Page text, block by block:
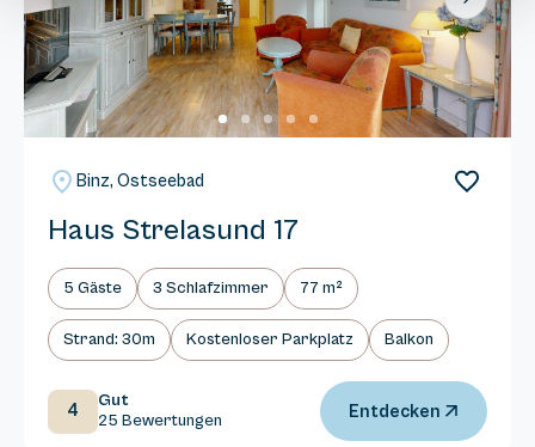
Next
Binz, Ostseebad
Haus Strelasund 17
5 Gäste 3 Schlafzimmer 77 m²
Strand: 30m Kostenloser Parkplatz Balkon
4
Gut
25 Bewertungen
Entdecken